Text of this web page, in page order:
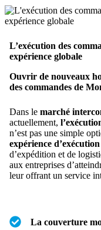
L’exécution des
expérience globale
Ouvrir de nouveaux
des commandes de
Dans le marché
actuellement,
n’est pas une simple
expérience
d’expédition et de
aux entreprises
leur offrant un service
La couverture